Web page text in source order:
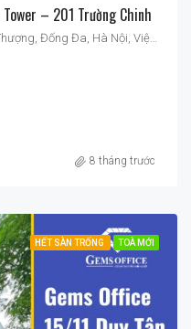
– 201 Trường Chinh
201 Đường Trường Chinh, Khương Thượng, Đống Đa, Hà Nội, Việt Nam
8 tháng trước
HẾT SÀN TRỐNG TOÀ MỚI